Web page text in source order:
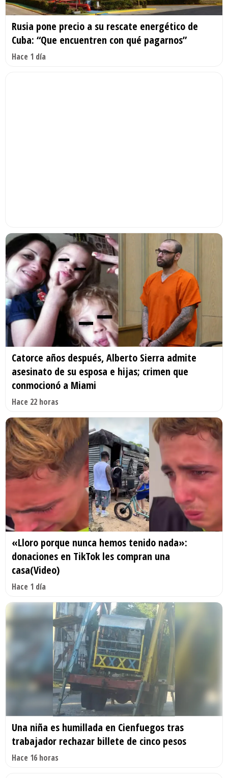
Rusia pone precio a su rescate energético de
Cuba: “Que encuentren con qué pagarnos”
Hace 1 día
Catorce años después, Alberto Sierra admite
asesinato de su esposa e hijas; crimen que
conmocionó a Miami
Hace 22 horas
«Lloro porque nunca hemos tenido nada»:
donaciones en TikTok les compran una
casa(Video)
Hace 1 día
Una niña es humillada en Cienfuegos tras
trabajador rechazar billete de cinco pesos
Hace 16 horas